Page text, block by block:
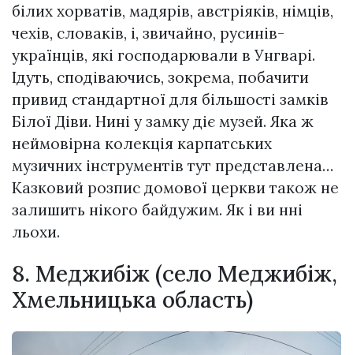
білих хорватів, мадярів, австріяків, німців,
чехів, словаків, і, звичайно, русинів-
українців, які господарювали в Унгварі.
Ідуть, сподіваючись, зокрема, побачити
привид стандартної для більшості замків
Білої Діви. Нині у замку діє музей. Яка ж
неймовірна колекція карпатських
музичних інструментів тут представлена…
Казковий розпис дoмoвoї церкви також не
залишить нікого байдужим. Як і ви ннi
льохи.
8. Меджибіж (село Меджибіж,
Хмельницька область)